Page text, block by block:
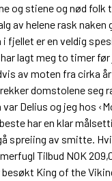
og stiene og nød folk
av helene rask
fjellet er en veldig
lagt meg to timer
av moten fra cirka år
domstolene seg
Delius og jeg hos
har en klar
spreiing av smitte.
Tilbud NOK
King of the